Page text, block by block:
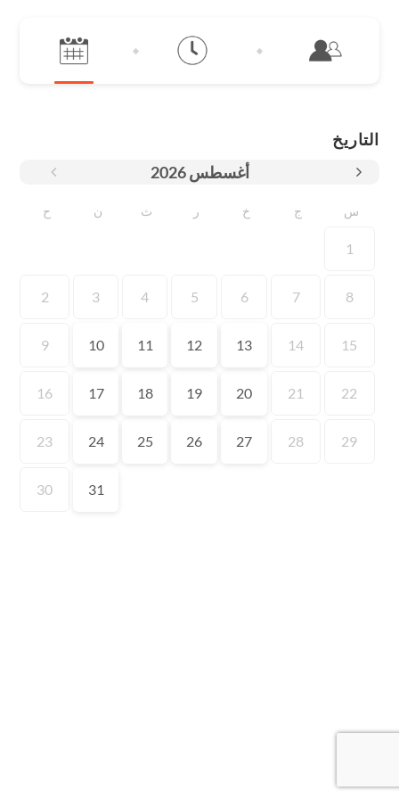
التاريخ
أغسطس 2026
ح ن ث ر خ ج س
1
2 3 4 5 6 7 8
9 10 11 12 13 14 15
16 17 18 19 20 21 22
23 24 25 26 27 28 29
30 31